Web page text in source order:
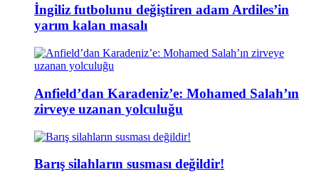
İngiliz futbolunu değiştiren adam Ardiles’in
yarım kalan masalı
Anfield’dan Karadeniz’e: Mohamed Salah’ın
zirveye uzanan yolculuğu
Barış silahların susması değildir!